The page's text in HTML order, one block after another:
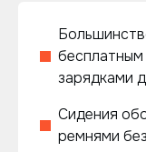
бесплатным
зарядками
Сидения
ремнями